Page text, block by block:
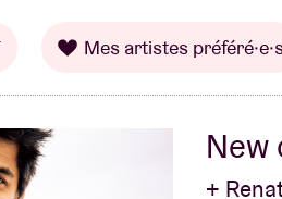
Mes artistes
New
+